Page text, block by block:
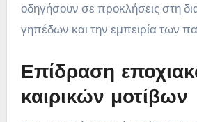
οδηγήσουν σε προκλήσεις στη
γηπέδων και την εμπειρία των
Επίδραση
καιρικών μοτίβων